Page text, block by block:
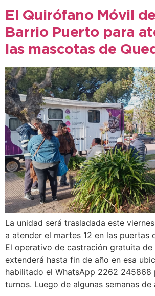
El Quirófano Móvil
Barrio Puerto para
las mascotas de
La unidad será trasladada este
a atender el martes 12 en las puertas
El operativo de castración gratuita
extenderá hasta fin de año en esa
habilitado el WhatsApp 2262 245868
turnos. Luego de algunas semanas